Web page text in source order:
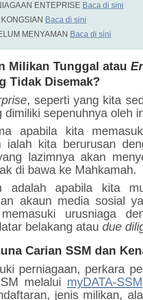
ENTEPRISE Baca di sini
Baca di sini
MENYAMAN Baca di sini
Milikan Tunggal atau
Tidak Disemak?
, seperti yang kita
dimiliki sepenuhnya oleh
apabila kita
ialah kita berurusan
lazimnya akan
di bawa ke Mahkamah.
adalah apabila kita
akaun media sosial
urusniaga
belakang atau due
Carian SSM dan
perniagaan, perkara
melalui myDATA-SSM
jenis milikan,